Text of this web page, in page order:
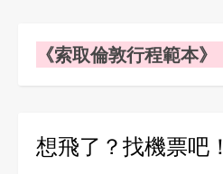
《索取倫敦行程範本》
想飛了？找機票吧！